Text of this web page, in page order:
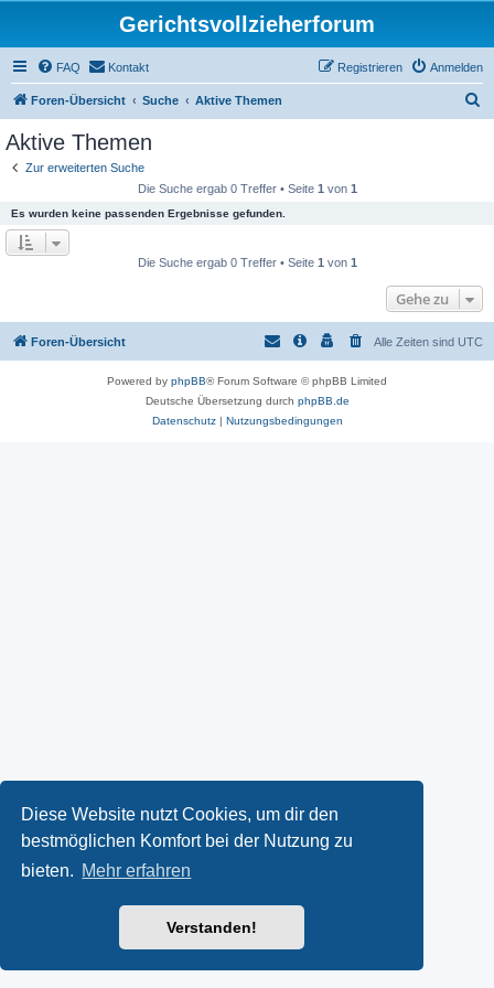
Diese Website nutzt Cookies, um dir den
bestmöglichen Komfort bei der Nutzung zu
bieten. Mehr erfahren
Verstanden!
Gerichtsvollzieherforum
FAQ Kontakt Anmelden
Registrieren
Foren-Übersicht Suche Aktive Themen
Aktive Themen
Zur erweiterten Suche
Die Suche ergab 0 Treffer • Seite 1 von 1
Es wurden keine passenden Ergebnisse gefunden.
Die Suche ergab 0 Treffer • Seite 1 von 1
Gehe zu
Foren-Übersicht Alle Zeiten sind UTC
Powered by phpBB® Forum Software © phpBB Limited
Deutsche Übersetzung durch phpBB.de
Datenschutz| Nutzungsbedingungen